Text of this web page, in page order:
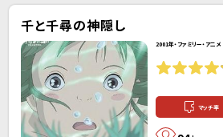
千と千尋の神隠し
2001年・ファミリー・アニメ
マッチ率